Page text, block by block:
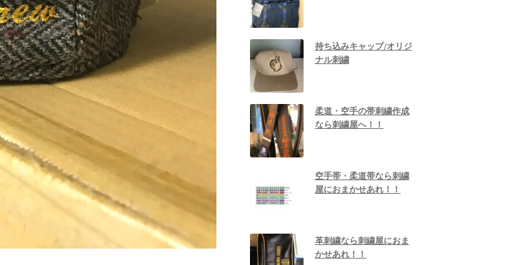
持ち込みキャップ/オリジ
ナル刺繍
柔道・空手の帯刺繍作成
なら刺繍屋へ！！
空手帯・柔道帯なら刺繍
屋におまかせあれ！！
革刺繍なら刺繍屋におま
かせあれ！！